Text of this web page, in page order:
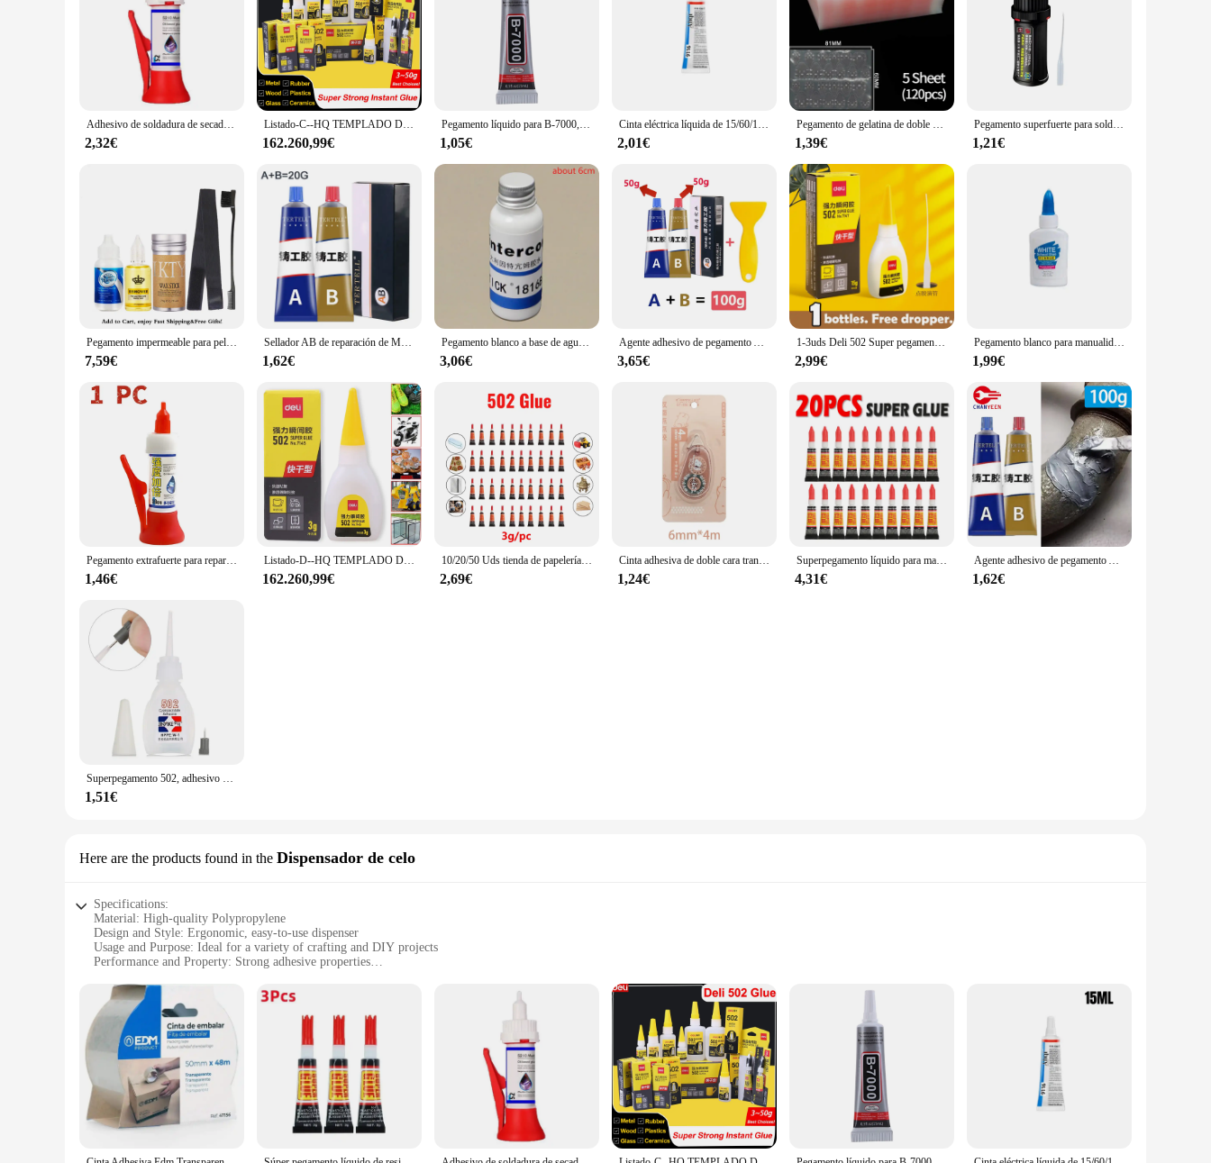
Adhesivo de soldadura de secado rápido, pegamento de reparación potente, sellador Universal, relleno de soldadura líquida para madera, Metal y plástico, 150/100/50g
2,32€
Listado-C--HQ TEMPLADO DE AZUL
162.260,99€
Pegamento líquido para B-7000, adhesivo de resina epoxi para reparación de teléfono móvil, pantalla táctil, joyería artesanal, 15/50/110ml, 1 unidad
1,05€
Cinta eléctrica líquida de 15/60/150mL, pegamento aislante impermeable, pegamento para reparación de cables eléctricos, sellador de pasta aislante líquida
2,01€
Pegamento de gelatina de doble cara para Uñas postizas, cinta adhesiva transparente para arte de uñas, pegatinas reutilizables DIY, accesorios para uñas de manicura
1,39€
Pegamento superfuerte para soldadura de plástico, madera, Metal, vidrio, cerámica, reparación de joyas, aceitoso, multifuncional, Original
1,21€
Pegamento impermeable para peluca de encaje frontal, 38ml, pegamento líquido adhesivo para el cabello, palo de cera para peluca, tinte de encaje, Spray, banda elástica de fusión
7,59€
Sellador AB de reparación de Metal, Adhesivo resistente al calor, pegamento de soldadura en frío, agente adhesivo de fundición de reparación de alta resistencia, 20/100/200/300g
1,62€
Pegamento blanco a base de agua para herramientas de cuero, adhesivo para billetera, bolso artesanal
3,06€
Agente adhesivo de pegamento AB súper reparador, 15-100g, fácil de fundir para varillas de Metal, aluminio, acero inoxidable, cobre, hierro, plástico, herramienta de soldadura en frío
3,65€
1-3uds Deli 502 Super pegamento instantáneo de secado rápido cianoacrilato adhesivo cuero caucho madera Metal fuerte enlace 15g herramienta de pegamento líquido
2,99€
Pegamento blanco para manualidades, adhesivo de látex lavable para manualidades de papel hecho a mano, suministros de papelería escolar para estudiantes, 40ML
1,99€
Pegamento extrafuerte para reparación de calzado, sellador Universal de secado rápido, de 1/5/10 piezas
1,46€
Listado-D--HQ TEMPLADO DE AZUL
162.260,99€
10/20/50 Uds tienda de papelería uñas 502 adhesivo fuerte instantáneo súper líquido Universal reparación de zapatos pegamento de cianoacrilato 1 g/unidad
2,69€
Cinta adhesiva de doble cara transparente para manualidades, rodillo adhesivo de doble cara para álbum de recortes, papelería creativa, suministros escolares, 6m x 6mm
1,24€
Superpegamento líquido para madera, goma, Metal, vidrio, cianoacrilato, adhesivo para tienda de papelería, Gel para uñas, 502 de cuero de unión fuerte instantánea, 20 Uds.
4,31€
Agente adhesivo de pegamento AB súper reparador, fácil de fundir para varillas de Metal y aluminio, acero inoxidable, cobre, hierro, plástico, herramienta de soldadura en frío, 20-100g
1,62€
Superpegamento 502, adhesivo de cianoacrilato de secado rápido instantáneo, cuero, caucho, madera, Metal, herramienta de pegamento líquido de unión fuerte
1,51€
Here are the products found in the Dispensador de celo
Specifications:
Material: High-quality Polypropylene
Design and Style: Ergonomic, easy-to-use dispenser
Usage and Purpose: Ideal for a variety of crafting and DIY projects
Performance and Property: Strong adhesive properties
Applicable People: Suitable for both professional and amateur crafters
Features:
**Versatile Crafting Companion**
The pegamento polipropileno dispenser is a must-have tool for anyone involved in DIY projects or crafting. Its robust construction and high-quality polypropylene material ensure durability and
reliability, making it a staple in any crafting kit. The ergonomic design of the dispenser ensures comfortable handling, reducing hand fatigue during prolonged use. Whether you're a professional
crafter or an enthusiast, this dispenser caters to all your adhesive needs.
**Adhesive Power for Every Project**
The pegamento polipropileno dispenser is engineered to deliver a strong adhesive bond, ensuring your creations stay put. Its performance and property are unmatched, providing a secure hold that
withstands the test of time. Whether you're working on paper, fabric, or other materials, this dispenser's adhesive capabilities are versatile enough to handle a wide range of crafting tasks. Its strong
adhesive properties make it perfect for securing intricate details, creating lasting memories, or even for professional applications.